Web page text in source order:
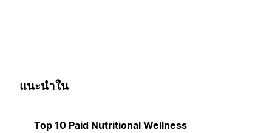
แนะนำใน
Top 10 Paid Nutritional Wellness